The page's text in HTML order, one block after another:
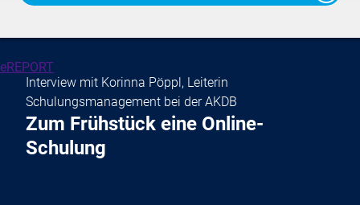
eREPORT
Interview mit Korinna Pöppl, Leiterin
Schulungsmanagement bei der AKDB
Zum Frühstück eine Online-
Schulung